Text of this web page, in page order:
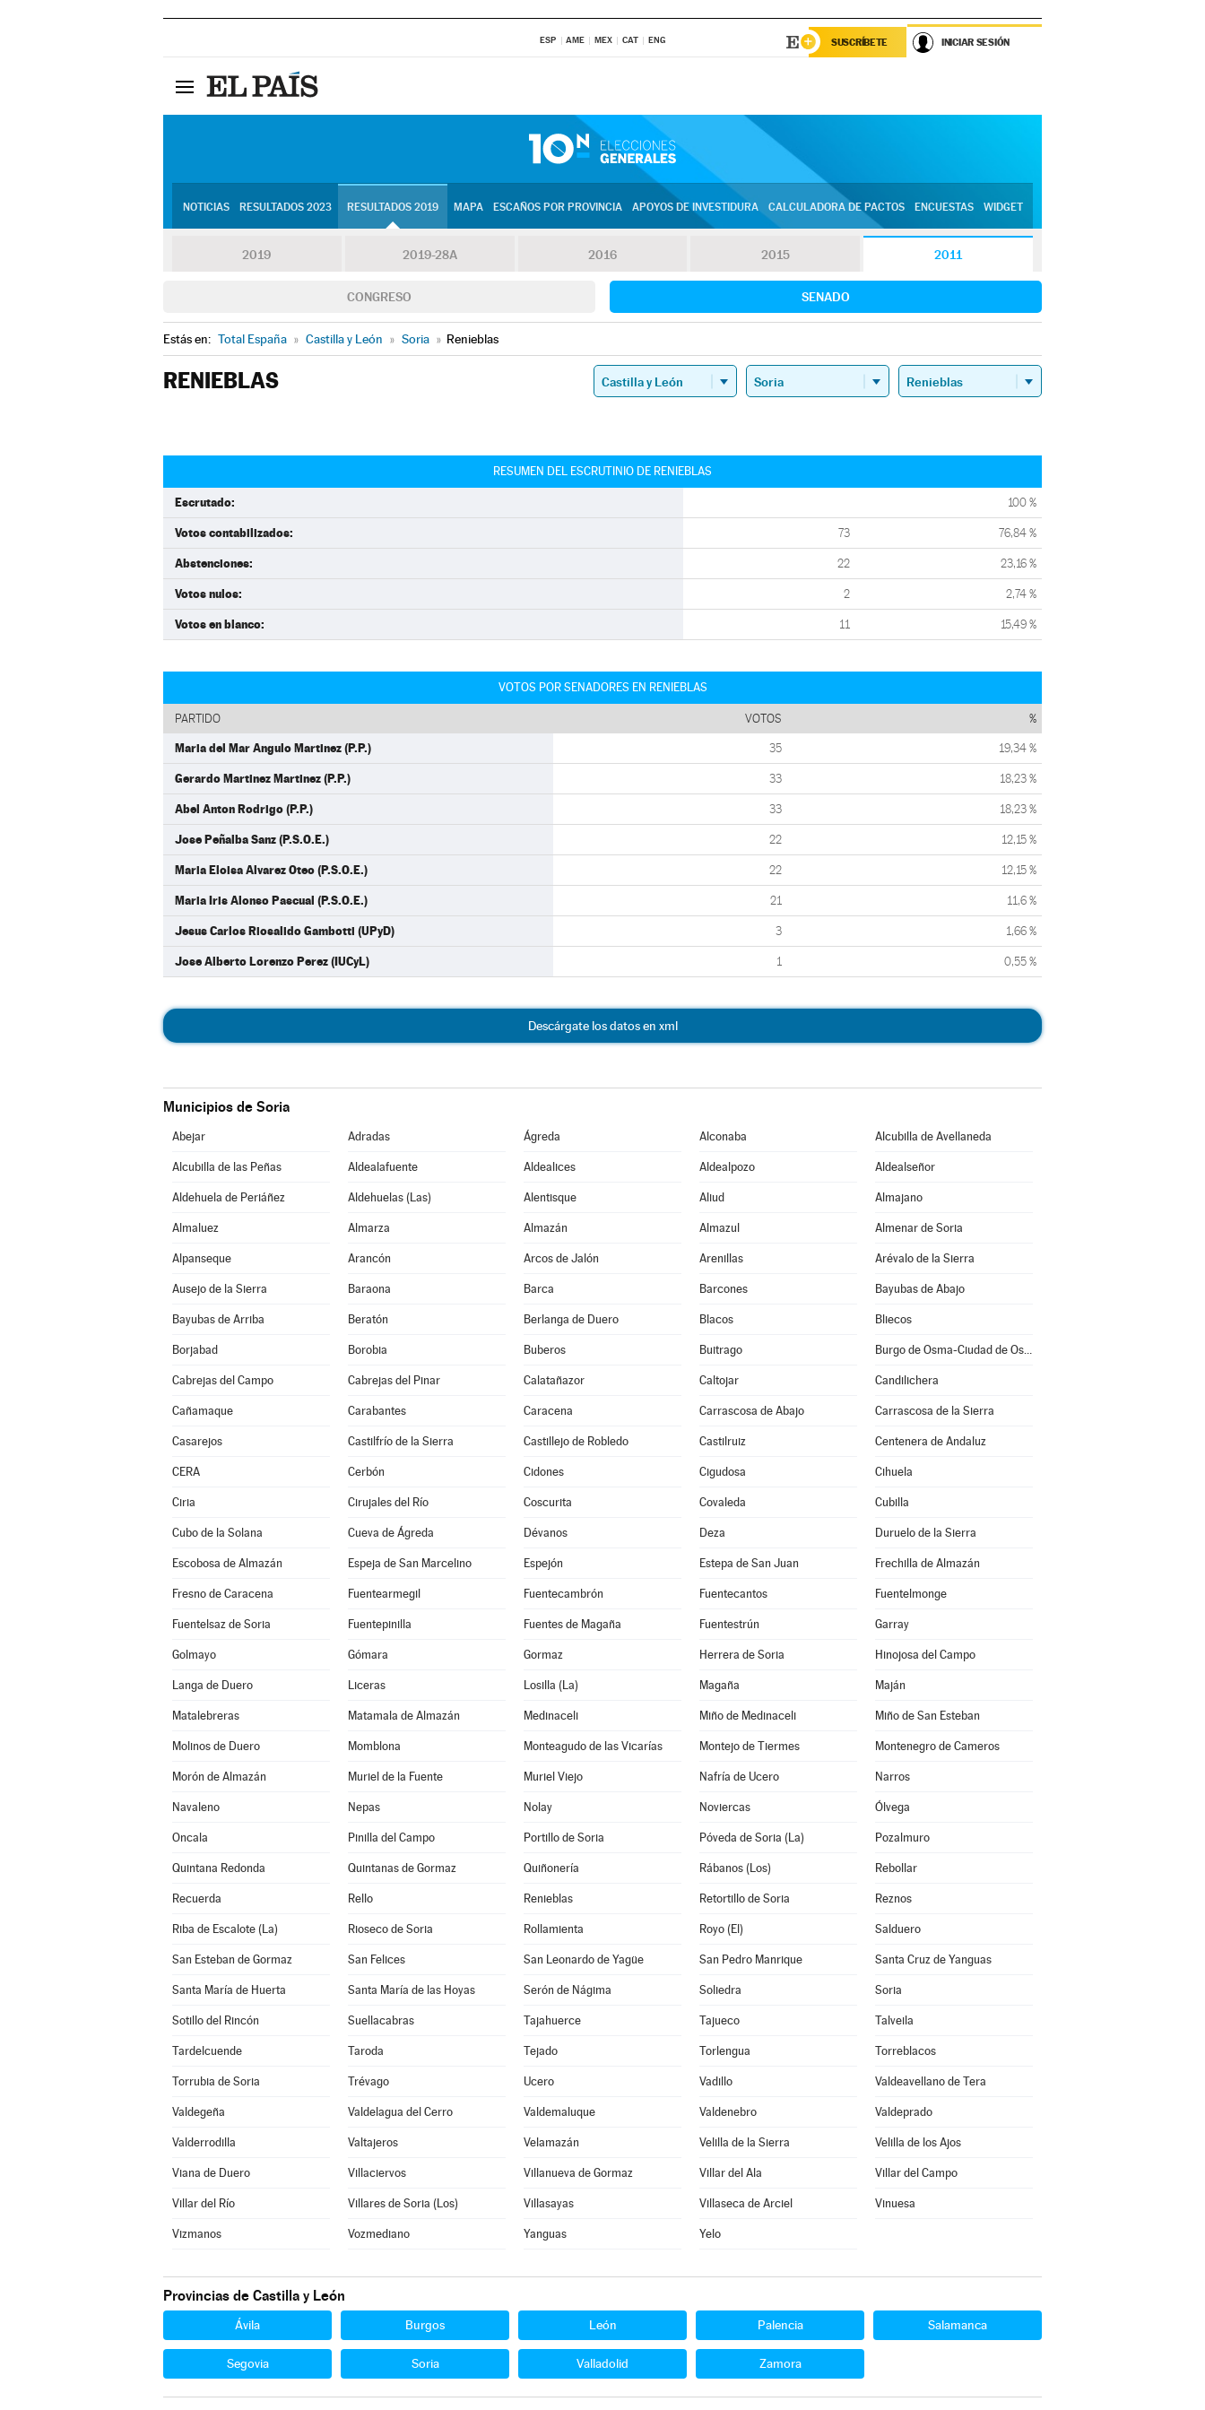
ESP AME MEX CAT ENG SUSCRÍBETE INICIAR SESIÓN
NOTICIAS RESULTADOS 2023 RESULTADOS 2019 MAPA ESCAÑOS POR PROVINCIA APOYOS DE INVESTIDURA CALCULADORA DE PACTOS ENCUESTAS WIDGET
2019 2019-28A 2016 2015 2011
CONGRESO SENADO
Estás en: Total España » Castilla y León » Soria » Renieblas
RENIEBLAS
RESUMEN DEL ESCRUTINIO DE RENIEBLAS
Escrutado: 100 %
Votos contabilizados: 73 76,84 %
Abstenciones: 22 23,16 %
Votos nulos: 2 2,74 %
Votos en blanco: 11 15,49 %
VOTOS POR SENADORES EN RENIEBLAS
PARTIDO VOTOS %
Maria del Mar Angulo Martinez (P.P.) 35 19,34 %
Gerardo Martinez Martinez (P.P.) 33 18,23 %
Abel Anton Rodrigo (P.P.) 33 18,23 %
Jose Peñalba Sanz (P.S.O.E.) 22 12,15 %
Maria Eloisa Alvarez Oteo (P.S.O.E.) 22 12,15 %
Maria Iris Alonso Pascual (P.S.O.E.) 21 11,6 %
Jesus Carlos Riosalido Gambotti (UPyD) 3 1,66 %
Jose Alberto Lorenzo Perez (IUCyL) 1 0,55 %
Descárgate los datos en xml
Municipios de Soria
Abejar Adradas Ágreda Alconaba Alcubilla de Avellaneda
Alcubilla de las Peñas Aldealafuente Aldealices Aldealpozo Aldealseñor
Aldehuela de Periáñez Aldehuelas (Las) Alentisque Aliud Almajano
Almaluez Almarza Almazán Almazul Almenar de Soria
Alpanseque Arancón Arcos de Jalón Arenillas Arévalo de la Sierra
Ausejo de la Sierra Baraona Barca Barcones Bayubas de Abajo
Bayubas de Arriba Beratón Berlanga de Duero Blacos Bliecos
Borjabad Borobia Buberos Buitrago Burgo de Osma-Ciudad de Osma
Cabrejas del Campo Cabrejas del Pinar Calatañazor Caltojar Candilichera
Cañamaque Carabantes Caracena Carrascosa de Abajo Carrascosa de la Sierra
Casarejos Castilfrío de la Sierra Castillejo de Robledo Castilruiz Centenera de Andaluz
CERA Cerbón Cidones Cigudosa Cihuela
Ciria Cirujales del Río Coscurita Covaleda Cubilla
Cubo de la Solana Cueva de Ágreda Dévanos Deza Duruelo de la Sierra
Escobosa de Almazán Espeja de San Marcelino Espejón Estepa de San Juan Frechilla de Almazán
Fresno de Caracena Fuentearmegil Fuentecambrón Fuentecantos Fuentelmonge
Fuentelsaz de Soria Fuentepinilla Fuentes de Magaña Fuentestrún Garray
Golmayo Gómara Gormaz Herrera de Soria Hinojosa del Campo
Langa de Duero Liceras Losilla (La) Magaña Maján
Matalebreras Matamala de Almazán Medinaceli Miño de Medinaceli Miño de San Esteban
Molinos de Duero Momblona Monteagudo de las Vicarías Montejo de Tiermes Montenegro de Cameros
Morón de Almazán Muriel de la Fuente Muriel Viejo Nafría de Ucero Narros
Navaleno Nepas Nolay Noviercas Ólvega
Oncala Pinilla del Campo Portillo de Soria Póveda de Soria (La) Pozalmuro
Quintana Redonda Quintanas de Gormaz Quiñonería Rábanos (Los) Rebollar
Recuerda Rello Renieblas Retortillo de Soria Reznos
Riba de Escalote (La) Rioseco de Soria Rollamienta Royo (El) Salduero
San Esteban de Gormaz San Felices San Leonardo de Yagüe San Pedro Manrique Santa Cruz de Yanguas
Santa María de Huerta Santa María de las Hoyas Serón de Nágima Soliedra Soria
Sotillo del Rincón Suellacabras Tajahuerce Tajueco Talveila
Tardelcuende Taroda Tejado Torlengua Torreblacos
Torrubia de Soria Trévago Ucero Vadillo Valdeavellano de Tera
Valdegeña Valdelagua del Cerro Valdemaluque Valdenebro Valdeprado
Valderrodilla Valtajeros Velamazán Velilla de la Sierra Velilla de los Ajos
Viana de Duero Villaciervos Villanueva de Gormaz Villar del Ala Villar del Campo
Villar del Río Villares de Soria (Los) Villasayas Villaseca de Arciel Vinuesa
Vizmanos Vozmediano Yanguas Yelo
Provincias de Castilla y León
Ávila Burgos León Palencia Salamanca
Segovia Soria Valladolid Zamora